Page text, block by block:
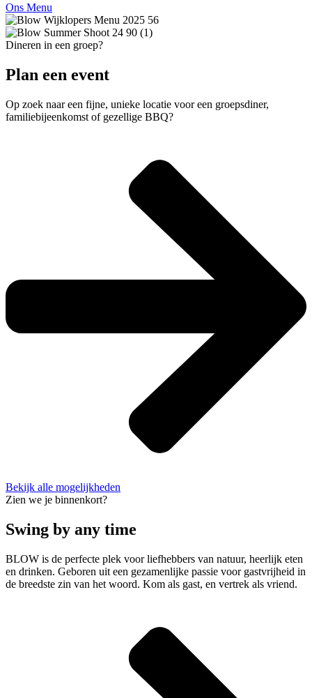
Ons Menu
Dineren in een groep?
Plan een event
Op zoek naar een fijne, unieke locatie voor een groepsdiner,
familiebijeenkomst of gezellige BBQ?
Bekijk alle mogelijkheden
Zien we je binnenkort?
Swing by any time
BLOW is de perfecte plek voor liefhebbers van natuur, heerlijk eten
en drinken. Geboren uit een gezamenlijke passie voor gastvrijheid in
de breedste zin van het woord. Kom als gast, en vertrek als vriend.